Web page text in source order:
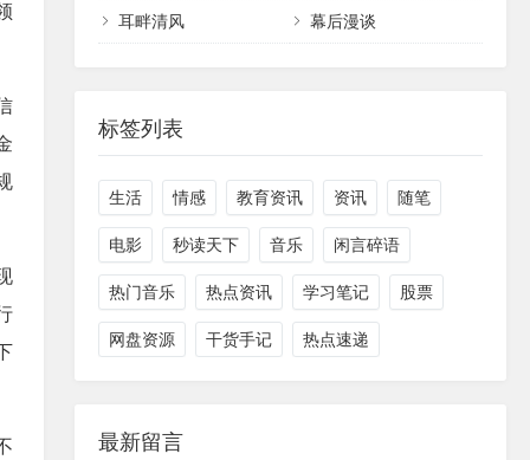
耳畔清风 幕后漫谈
标签列表
生活 情感 教育资讯 资讯 随笔
电影 秒读天下 音乐 闲言碎语
热门音乐 热点资讯 学习笔记 股票
网盘资源 干货手记 热点速递
最新留言